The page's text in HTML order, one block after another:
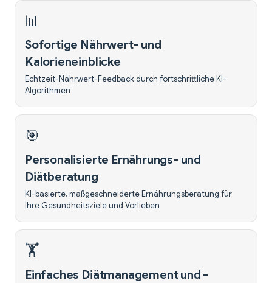
📊
Sofortige Nährwert- und
Kalorieneinblicke
Echtzeit-Nährwert-Feedback durch fortschrittliche KI-
Algorithmen
🎯
Personalisierte Ernährungs- und
Diätberatung
KI-basierte, maßgeschneiderte Ernährungsberatung für
Ihre Gesundheitsziele und Vorlieben
🏋️
Einfaches Diätmanagement und -